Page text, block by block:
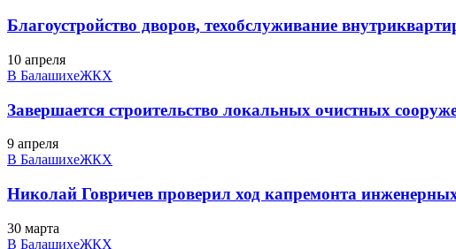
Благоустройство дворов, техобслуживание
10 апреля
В БалашихеЖКХ
Завершается строительство локальных очистных
9 апреля
В БалашихеЖКХ
Николай Говричев проверил ход капремонта
30 марта
В БалашихеЖКХ